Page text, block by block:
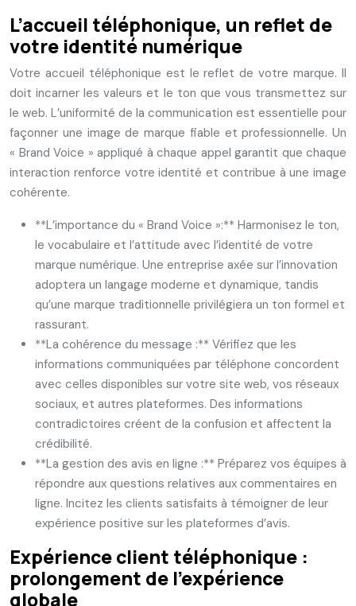
L’accueil téléphonique, un reflet de
votre identité numérique
Votre accueil téléphonique est le reflet de votre marque. Il
doit incarner les valeurs et le ton que vous transmettez sur
le web. L’uniformité de la communication est essentielle pour
façonner une image de marque fiable et professionnelle. Un
« Brand Voice » appliqué à chaque appel garantit que chaque
interaction renforce votre identité et contribue à une image
cohérente.
**L’importance du « Brand Voice »:** Harmonisez le ton,
le vocabulaire et l’attitude avec l’identité de votre
marque numérique. Une entreprise axée sur l’innovation
adoptera un langage moderne et dynamique, tandis
qu’une marque traditionnelle privilégiera un ton formel et
rassurant.
**La cohérence du message :** Vérifiez que les
informations communiquées par téléphone concordent
avec celles disponibles sur votre site web, vos réseaux
sociaux, et autres plateformes. Des informations
contradictoires créent de la confusion et affectent la
crédibilité.
**La gestion des avis en ligne :** Préparez vos équipes à
répondre aux questions relatives aux commentaires en
ligne. Incitez les clients satisfaits à témoigner de leur
expérience positive sur les plateformes d’avis.
Expérience client téléphonique :
prolongement de l’expérience
globale